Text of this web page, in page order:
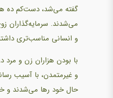
گفته می‌شد، دست‌کم ده
می‌شدند. سرمایه‌گذاران
و انسانی مناسب‌تری
با بودن هزاران زن و مرد
و غیرمتمدن، با آسیب
حال خود رها می‌شدند و